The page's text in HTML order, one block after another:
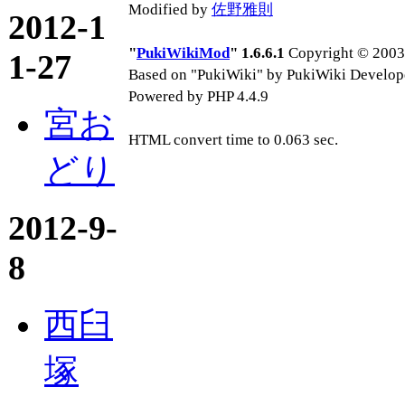
2012-1
1-27
宮お
どり
2012-9-
8
西臼
塚
Modified by 佐野雅則
"PukiWikiMod" 1.6.6.1 Copyright ©
Based on "PukiWiki" by PukiWiki
Powered by PHP 4.4.9
HTML convert time to 0.063 sec.